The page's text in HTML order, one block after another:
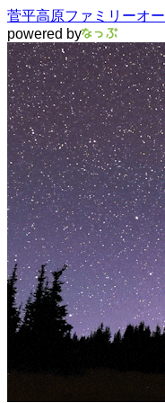
菅平高原ファミリーオ
powered by